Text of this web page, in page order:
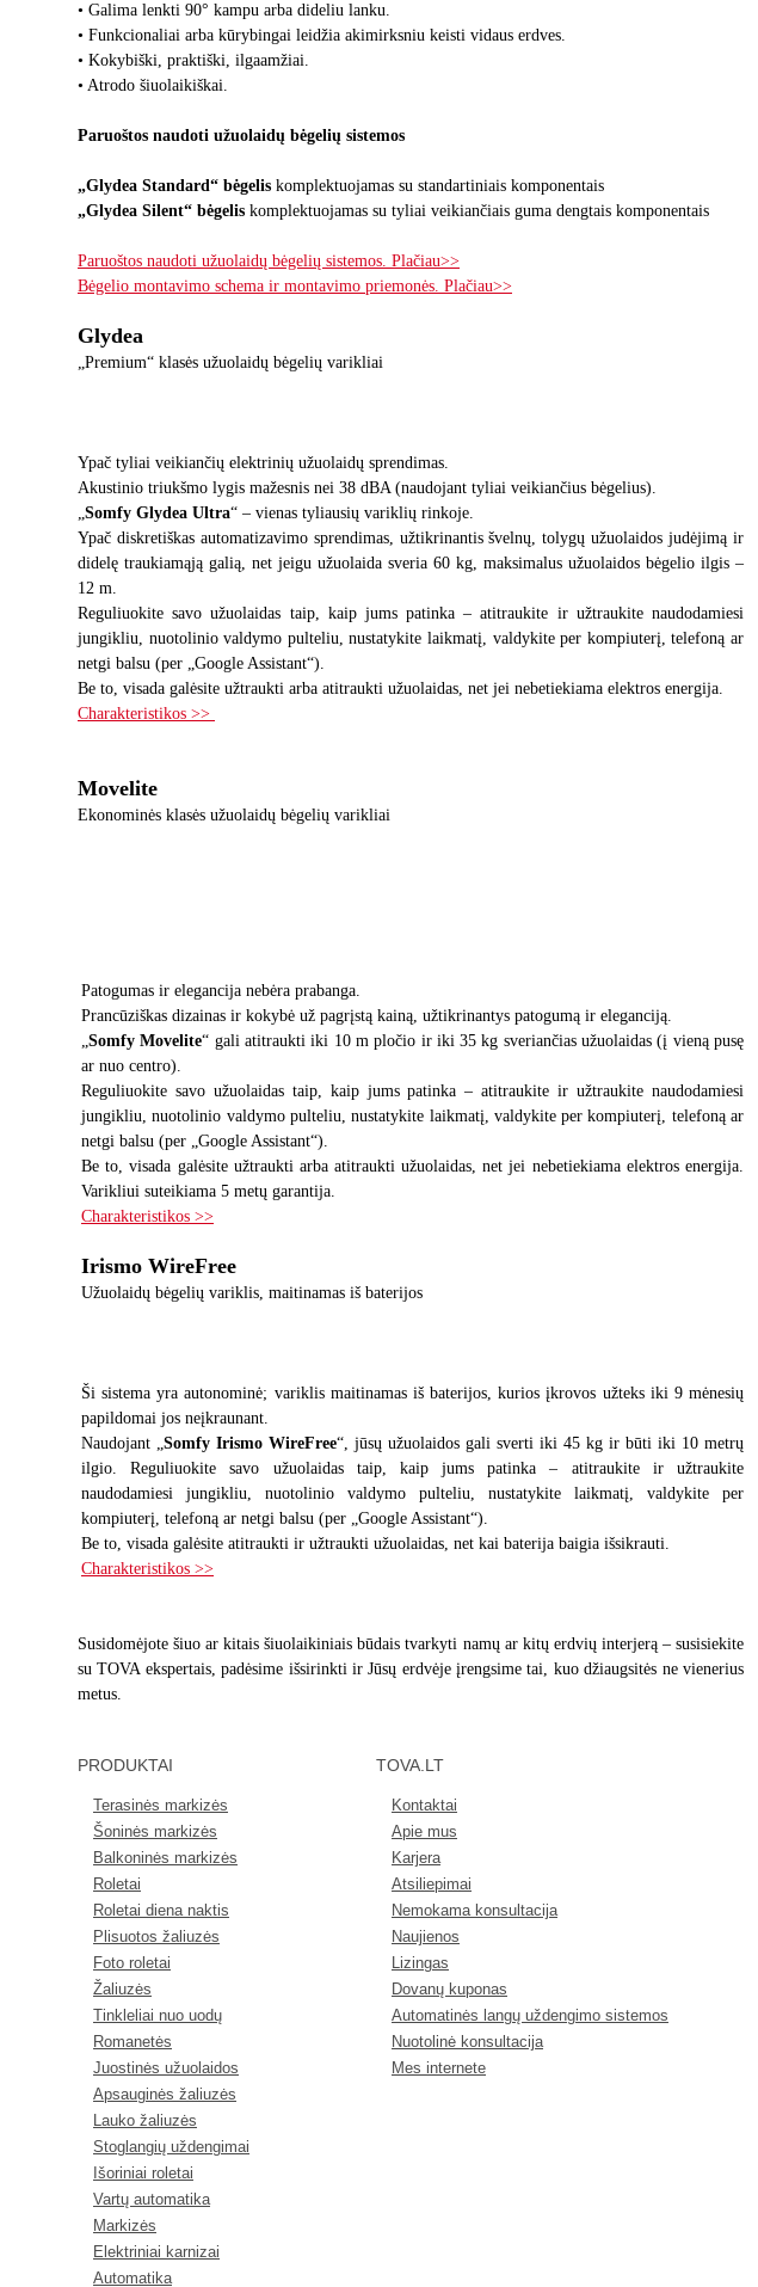
• Galima lenkti 90° kampu arba dideliu lanku.
• Funkcionaliai arba kūrybingai leidžia akimirksniu keisti vidaus erdves.
• Kokybiški, praktiški, ilgaamžiai.
• Atrodo šiuolaikiškai.
Paruoštos naudoti užuolaidų bėgelių sistemos
„Glydea Standard“ bėgelis komplektuojamas su standartiniais komponentais
„Glydea Silent“ bėgelis komplektuojamas su tyliai veikiančiais guma dengtais komponentais
Paruoštos naudoti užuolaidų bėgelių sistemos. Plačiau>>
Bėgelio montavimo schema ir montavimo priemonės. Plačiau>>
Glydea
„Premium“ klasės užuolaidų bėgelių varikliai
Ypač tyliai veikiančių elektrinių užuolaidų sprendimas.
Akustinio triukšmo lygis mažesnis nei 38 dBA (naudojant tyliai veikiančius bėgelius).
„Somfy Glydea Ultra“ – vienas tyliausių variklių rinkoje.
Ypač diskretiškas automatizavimo sprendimas, užtikrinantis švelnų, tolygų užuolaidos judėjimą ir
didelę traukiamąją galią, net jeigu užuolaida sveria 60 kg, maksimalus užuolaidos bėgelio ilgis –
12 m.
Reguliuokite savo užuolaidas taip, kaip jums patinka – atitraukite ir užtraukite naudodamiesi
jungikliu, nuotolinio valdymo pulteliu, nustatykite laikmatį, valdykite per kompiuterį, telefoną ar
netgi balsu (per „Google Assistant“).
Be to, visada galėsite užtraukti arba atitraukti užuolaidas, net jei nebetiekiama elektros energija.
Charakteristikos >>
Movelite
Ekonominės klasės užuolaidų bėgelių varikliai
Patogumas ir elegancija nebėra prabanga.
Prancūziškas dizainas ir kokybė už pagrįstą kainą, užtikrinantys patogumą ir eleganciją.
„Somfy Movelite“ gali atitraukti iki 10 m pločio ir iki 35 kg sveriančias užuolaidas (į vieną pusę
ar nuo centro).
Reguliuokite savo užuolaidas taip, kaip jums patinka – atitraukite ir užtraukite naudodamiesi
jungikliu, nuotolinio valdymo pulteliu, nustatykite laikmatį, valdykite per kompiuterį, telefoną ar
netgi balsu (per „Google Assistant“).
Be to, visada galėsite užtraukti arba atitraukti užuolaidas, net jei nebetiekiama elektros energija.
Varikliui suteikiama 5 metų garantija.
Charakteristikos >>
Irismo WireFree
Užuolaidų bėgelių variklis, maitinamas iš baterijos
Ši sistema yra autonominė; variklis maitinamas iš baterijos, kurios įkrovos užteks iki 9 mėnesių
papildomai jos neįkraunant.
Naudojant „Somfy Irismo WireFree“, jūsų užuolaidos gali sverti iki 45 kg ir būti iki 10 metrų
ilgio. Reguliuokite savo užuolaidas taip, kaip jums patinka – atitraukite ir užtraukite
naudodamiesi jungikliu, nuotolinio valdymo pulteliu, nustatykite laikmatį, valdykite per
kompiuterį, telefoną ar netgi balsu (per „Google Assistant“).
Be to, visada galėsite atitraukti ir užtraukti užuolaidas, net kai baterija baigia išsikrauti.
Charakteristikos >>
Susidomėjote šiuo ar kitais šiuolaikiniais būdais tvarkyti namų ar kitų erdvių interjerą – susisiekite
su TOVA ekspertais, padėsime išsirinkti ir Jūsų erdvėje įrengsime tai, kuo džiaugsitės ne vienerius
metus.
PRODUKTAI
Terasinės markizės
Šoninės markizės
Balkoninės markizės
Roletai
Roletai diena naktis
Plisuotos žaliuzės
Foto roletai
Žaliuzės
Tinkleliai nuo uodų
Romanetės
Juostinės užuolaidos
Apsauginės žaliuzės
Lauko žaliuzės
Stoglangių uždengimai
Išoriniai roletai
Vartų automatika
Markizės
Elektriniai karnizai
Automatika
TOVA.LT
Kontaktai
Apie mus
Karjera
Atsiliepimai
Nemokama konsultacija
Naujienos
Lizingas
Dovanų kuponas
Automatinės langų uždengimo sistemos
Nuotolinė konsultacija
Mes internete